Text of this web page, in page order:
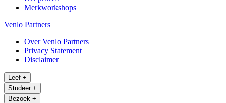
Merkworkshops
Venlo Partners
Over Venlo Partners
Privacy Statement
Disclaimer
Leef +
Studeer +
Bezoek +